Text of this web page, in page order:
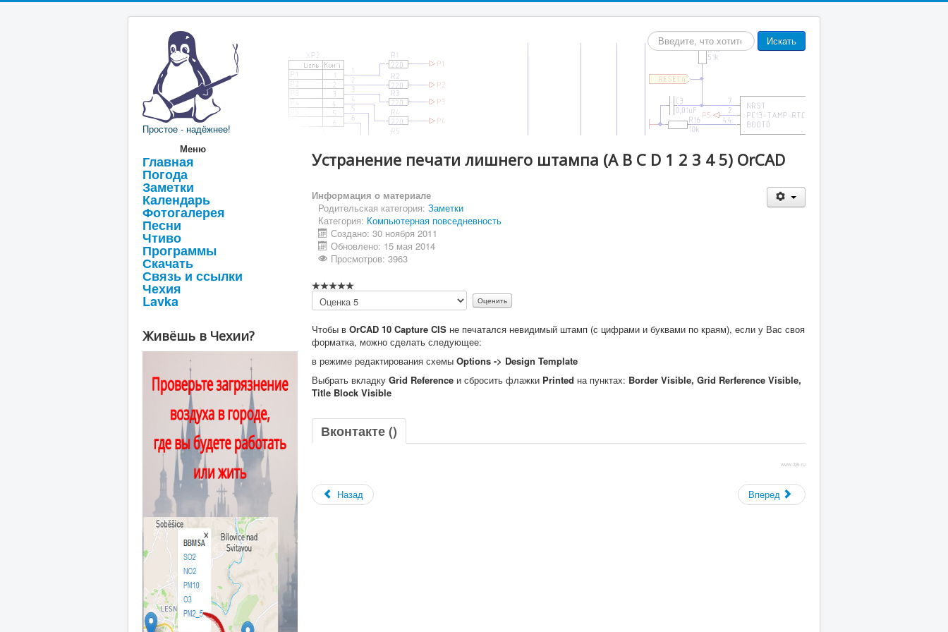
Простое - надёжнее!
Искать... Искать
Меню
Главная
Погода
Заметки
Календарь
Фотогалерея
Песни
Чтиво
Программы
Скачать
Связь и ссылки
Чехия
Lavka
Живёшь в Чехии?
Устранение печати лишнего штампа (A B C D 1 2 3 4 5) OrCAD
Информация о материале
Родительская категория: Заметки
Категория: Компьютерная повседневность
Создано: 30 ноября 2011
Обновлено: 15 мая 2014
Просмотров: 3963
Пожалуйста,
оцените
Чтобы в OrCAD 10 Capture CIS не печатался невидимый штамп (с цифрами и буквами по краям), если у Вас своя
форматка, можно сделать следующее:
в режиме редактирования схемы Options -> Design Template
Выбрать вкладку Grid Reference и сбросить флажки Printed на пунктах: Border Visible, Grid Rerference Visible,
Title Block Visible
Вконтакте ()
www.38i.ru
Назад Вперед